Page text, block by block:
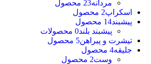
مردانه23 محصول
اسکراپ2 محصول
پیشبند14 محصول
پیشبند بلند0 محصولات
تیشرت و پیراهن5 محصول
جلیقه4 محصول
وست2 محصول